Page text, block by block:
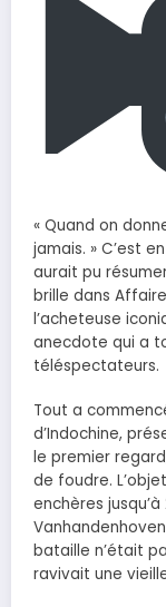
« Quand on
jamais. » C’est
aurait pu
brille dans
l’acheteuse
anecdote qui a
téléspectateurs.
Tout a
d’Indochine,
le premier
de foudre.
enchères
bataille n’était
ravivait une